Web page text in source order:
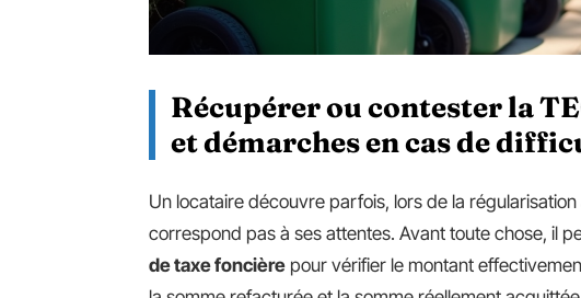
Récupérer ou contester la
et démarches en cas de
Un locataire découvre parfois, lors de la régularisation
correspond pas à ses attentes. Avant toute chose, il
de taxe foncière pour vérifier le montant